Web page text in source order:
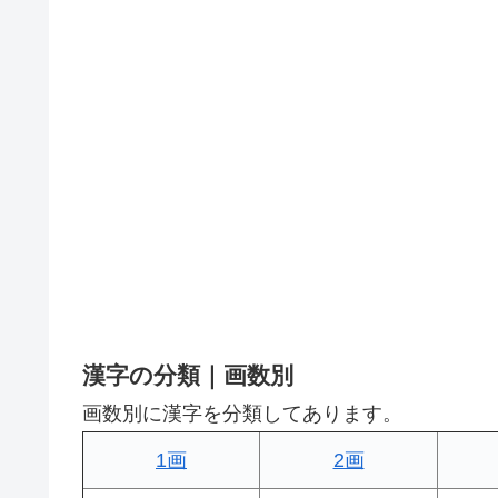
漢字の分類｜画数別
画数別に漢字を分類してあります。
1画 2画